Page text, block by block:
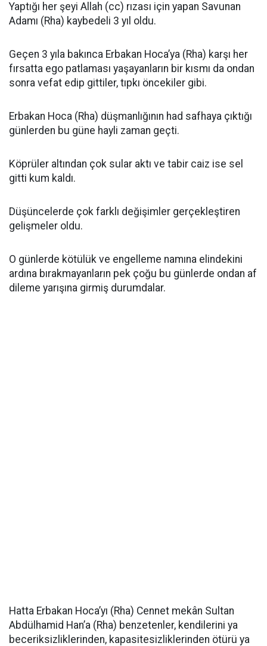
Yaptığı her şeyi Allah (cc) rızası için yapan Savunan
Adamı (Rha) kaybedeli 3 yıl oldu.
Geçen 3 yıla bakınca Erbakan Hoca’ya (Rha) karşı her
fırsatta ego patlaması yaşayanların bir kısmı da ondan
sonra vefat edip gittiler, tıpkı öncekiler gibi.
Erbakan Hoca (Rha) düşmanlığının had safhaya çıktığı
günlerden bu güne hayli zaman geçti.
Köprüler altından çok sular aktı ve tabir caiz ise sel
gitti kum kaldı.
Düşüncelerde çok farklı değişimler gerçekleştiren
gelişmeler oldu.
O günlerde kötülük ve engelleme namına elindekini
ardına bırakmayanların pek çoğu bu günlerde ondan af
dileme yarışına girmiş durumdalar.
Hatta Erbakan Hoca’yı (Rha) Cennet mekân Sultan
Abdülhamid Han’a (Rha) benzetenler, kendilerini ya
beceriksizliklerinden, kapasitesizliklerinden ötürü ya